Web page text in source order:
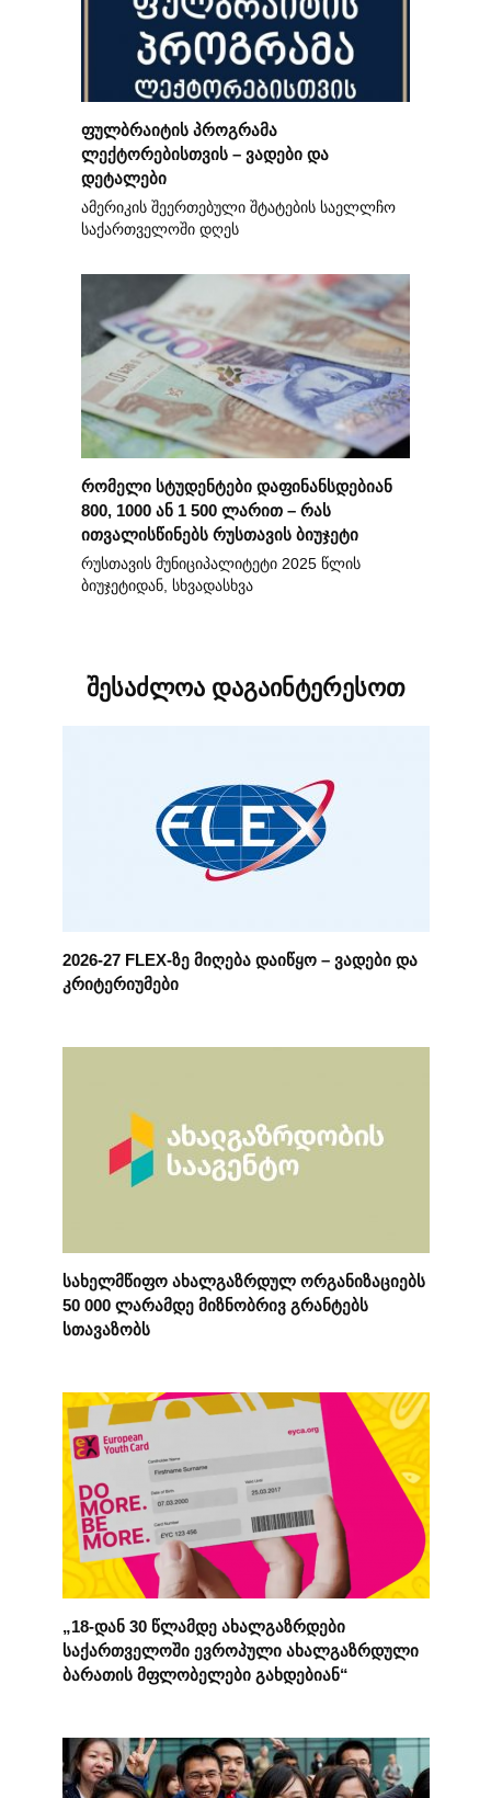
ფულბრაიტის პროგრამა
ლექტორებისთვის – ვადები და
დეტალები
ამერიკის შეერთებული შტატების საელლჩო
საქართველოში დღეს
რომელი სტუდენტები დაფინანსდებიან
800, 1000 ან 1 500 ლარით – რას
ითვალისწინებს რუსთავის ბიუჯეტი
რუსთავის მუნიციპალიტეტი 2025 წლის
ბიუჯეტიდან, სხვადასხვა
შესაძლოა დაგაინტერესოთ
2026-27 FLEX-ზე მიღება დაიწყო – ვადები და
კრიტერიუმები
სახელმწიფო ახალგაზრდულ ორგანიზაციებს
50 000 ლარამდე მიზნობრივ გრანტებს
სთავაზობს
„18-დან 30 წლამდე ახალგაზრდები
საქართველოში ევროპული ახალგაზრდული
ბარათის მფლობელები გახდებიან“